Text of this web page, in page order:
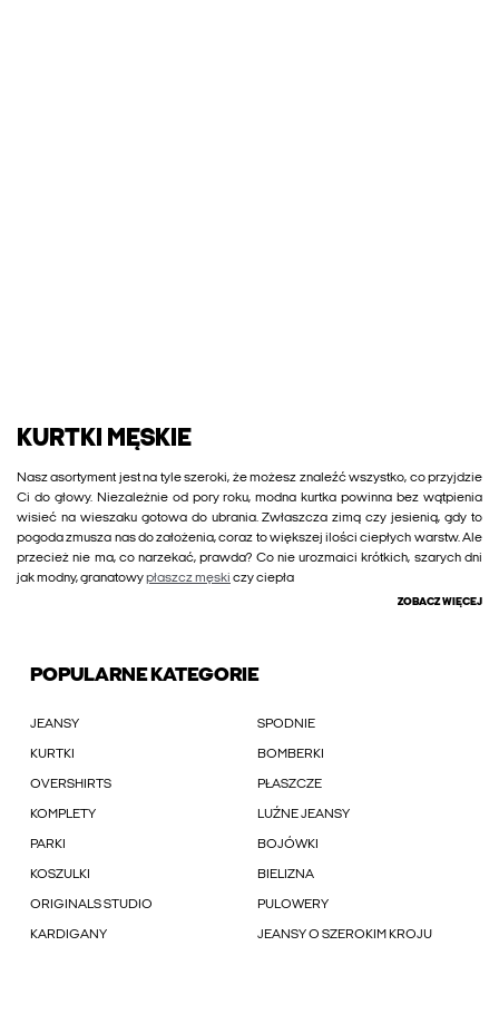
KURTKI MĘSKIE
Nasz asortyment jest na tyle szeroki, że możesz znaleźć wszystko, co przyjdzie
Ci do głowy. Niezależnie od pory roku, modna kurtka powinna bez wątpienia
wisieć na wieszaku gotowa do ubrania. Zwłaszcza zimą czy jesienią, gdy to
pogoda zmusza nas do założenia, coraz to większej ilości ciepłych warstw. Ale
przecież nie ma, co narzekać, prawda? Co nie urozmaici krótkich, szarych dni
jak modny, granatowypłaszcz męski czy ciepła
ZOBACZ WIĘCEJ
POPULARNE KATEGORIE
JEANSY SPODNIE
KURTKI BOMBERKI
OVERSHIRTS PŁASZCZE
KOMPLETY LUŹNE JEANSY
PARKI BOJÓWKI
KOSZULKI BIELIZNA
ORIGINALS STUDIO PULOWERY
KARDIGANY JEANSY O SZEROKIM KROJU